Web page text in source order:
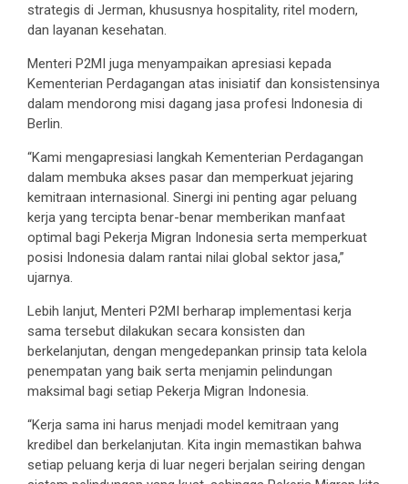
strategis di Jerman, khususnya hospitality, ritel modern,
dan layanan kesehatan.
Menteri P2MI juga menyampaikan apresiasi kepada
Kementerian Perdagangan atas inisiatif dan konsistensinya
dalam mendorong misi dagang jasa profesi Indonesia di
Berlin.
“Kami mengapresiasi langkah Kementerian Perdagangan
dalam membuka akses pasar dan memperkuat jejaring
kemitraan internasional. Sinergi ini penting agar peluang
kerja yang tercipta benar-benar memberikan manfaat
optimal bagi Pekerja Migran Indonesia serta memperkuat
posisi Indonesia dalam rantai nilai global sektor jasa,”
ujarnya.
Lebih lanjut, Menteri P2MI berharap implementasi kerja
sama tersebut dilakukan secara konsisten dan
berkelanjutan, dengan mengedepankan prinsip tata kelola
penempatan yang baik serta menjamin pelindungan
maksimal bagi setiap Pekerja Migran Indonesia.
“Kerja sama ini harus menjadi model kemitraan yang
kredibel dan berkelanjutan. Kita ingin memastikan bahwa
setiap peluang kerja di luar negeri berjalan seiring dengan